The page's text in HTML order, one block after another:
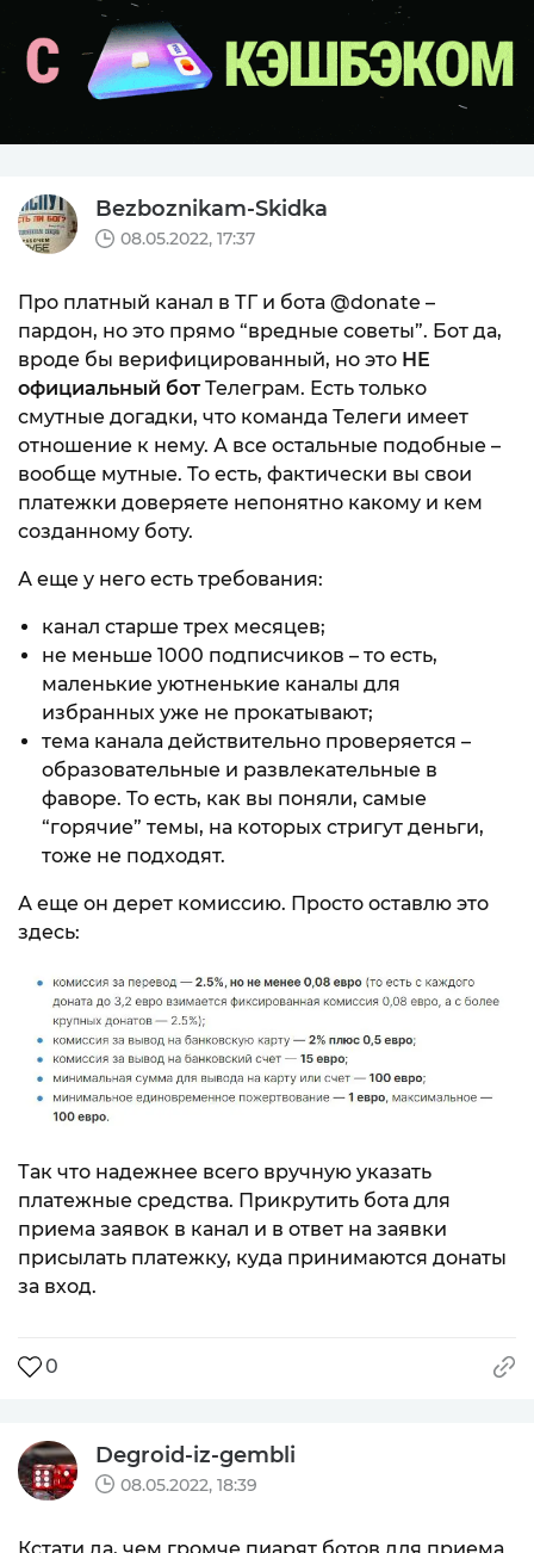
Bezboznikam-Skidka
08.05.2022, 17:37
Про платный канал в ТГ и бота @donate –
пардон, но это прямо “вредные советы”. Бот да,
вроде бы верифицированный, но это НЕ
официальный ботТелеграм. Есть только
смутные догадки, что команда Телеги имеет
отношение к нему. А все остальные подобные –
вообще мутные. То есть, фактически вы свои
платежки доверяете непонятно какому и кем
созданному боту.
А еще у него есть требования:
канал старше трех месяцев;
не меньше 1000 подписчиков – то есть,
маленькие уютненькие каналы для
избранных уже не прокатывают;
тема канала действительно проверяется –
образовательные и развлекательные в
фаворе. То есть, как вы поняли, самые
“горячие” темы, на которых стригут деньги,
тоже не подходят.
А еще он дерет комиссию. Просто оставлю это
здесь:
Так что надежнее всего вручную указать
платежные средства. Прикрутить бота для
приема заявок в канал и в ответ на заявки
присылать платежку, куда принимаются донаты
за вход.
0
Degroid-iz-gembli
08.05.2022, 18:39